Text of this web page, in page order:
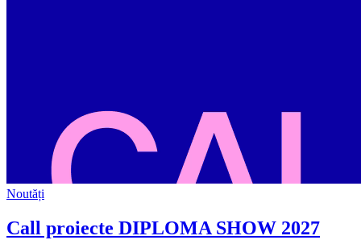
Noutăți
Call proiecte DIPLOMA SHOW 2027